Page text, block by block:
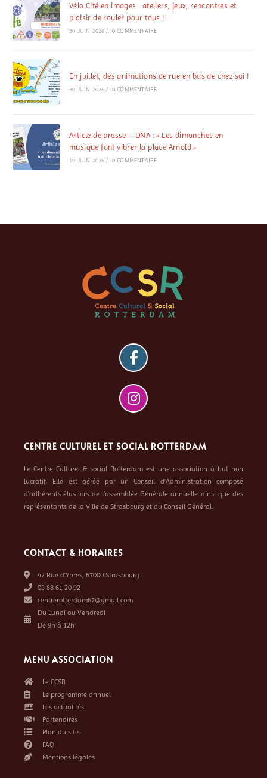
Vélo Cité en images : ateliers, jeux, rencontres et
plaisir de rouler pour tous !
30 JUIN 2026 / 0 COMMENTAIRE
En juillet, des animations de rue en bas de chez soi !
30 JUIN 2026 / 0 COMMENTAIRE
Article de presse – DNA : « Les dimanches en
musique font vibrer la place Arnold »
19 JUIN 2026 / 0 COMMENTAIRE
CENTRE CULTUREL ET SOCIAL ROTTERDAM
Le Centre Culturel & social Rotterdam est une association à but non
lucratif. Elle est gérée par un Conseil d’Administration composé
d’adhérents élus lors de l’assemblée Générale annuelle ainsi que des
représentants de la Ville de Strasbourg et du Conseil Général.
CONTACT & HORAIRES
42 Rue d’Ypres, 67000 Strasbourg
03 88 61 20 92
centrerotterdam67@gmail.com
Du Lundi au Vendredi
De 9h à 12h
MENU ASSOCIATION
Le CCSR
Le programme annuel
Les actualités
Partenaires
Plan du site
FAQ
Mentions légales